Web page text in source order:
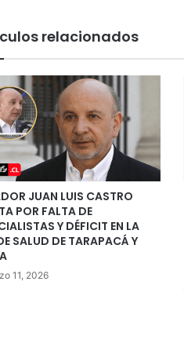
relacionados
JUAN LUIS CASTRO
POR FALTA DE
Y DÉFICIT EN LA
SALUD DE TARAPACÁ Y
11, 2026